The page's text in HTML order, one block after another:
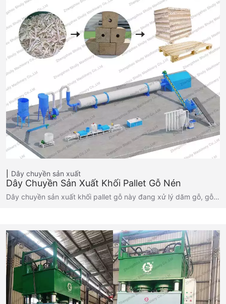
Dây chuyền sản xuất
Dây Chuyền Sản Xuất Khối Pallet Gỗ Nén
Dây chuyền sản xuất khối pallet gỗ này đang xử lý dăm gỗ, gỗ…